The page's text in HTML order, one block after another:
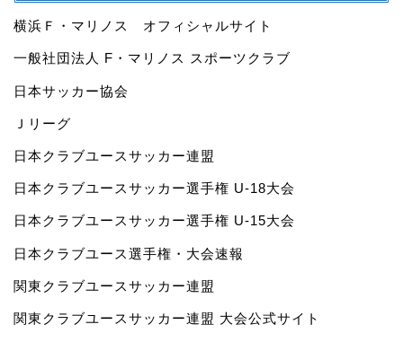
横浜Ｆ・マリノス オフィシャルサイト
一般社団法人 F・マリノス スポーツクラブ
日本サッカー協会
Ｊリーグ
日本クラブユースサッカー連盟
日本クラブユースサッカー選手権 U-18大会
日本クラブユースサッカー選手権 U-15大会
日本クラブユース選手権・大会速報
関東クラブユースサッカー連盟
関東クラブユースサッカー連盟 大会公式サイト